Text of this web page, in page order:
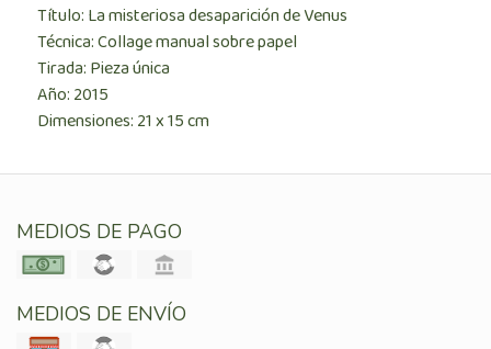
Título: La misteriosa desaparición de Venus
Técnica: Collage manual sobre papel
Tirada: Pieza única
Año: 2015
Dimensiones: 21 x 15 cm
MEDIOS DE PAGO
MEDIOS DE ENVÍO